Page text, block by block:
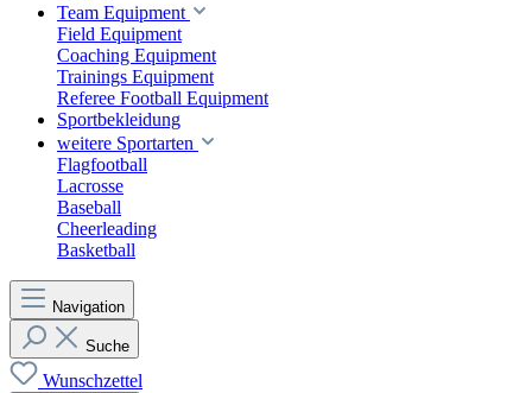
Team Equipment
Field Equipment
Coaching Equipment
Trainings Equipment
Referee Football Equipment
Sportbekleidung
weitere Sportarten
Flagfootball
Lacrosse
Baseball
Cheerleading
Basketball
Navigation
Suche
Wunschzettel